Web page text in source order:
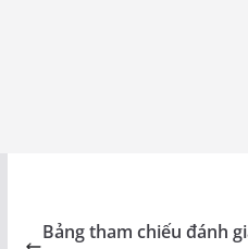
Bảng tham chiếu đánh